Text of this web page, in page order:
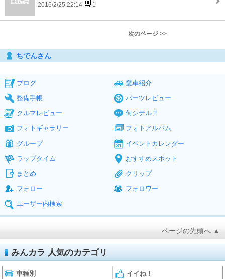
2016/2/25 22:14 1
次のページ >>
ちでんさん
ブログ
愛車紹介
整備手帳
パーツレビュー
クルマレビュー
何シテル？
フォトギャラリー
フォトアルバム
グループ
イベントカレンダー
ラップタイム
おすすめスポット
まとめ
クリップ
フォロー
フォロワー
ユーザー内検索
ページの先頭へ ▲
みんカラ 人気のカテゴリ
車種別 イイね！